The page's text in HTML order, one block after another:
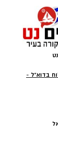
בדוא"ל -